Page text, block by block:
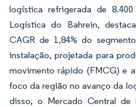
logística refrigerada de
Logística do Bahrein,
CAGR de 1,84% do
instalação, projetada para
movimento rápido (FMCG) e
foco da região no avanço da
disso, o Mercado Central de